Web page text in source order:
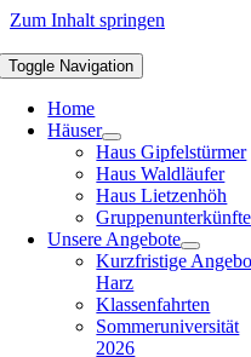
Zum Inhalt springen
Toggle Navigation
Home
Häuser
Haus Gipfelstürmer
Haus Waldläufer
Haus Lietzenhöh
Gruppenunterkünfte
Unsere Angebote
Kurzfristige
Harz
Klassenfahrten
Sommeruniversität
2026